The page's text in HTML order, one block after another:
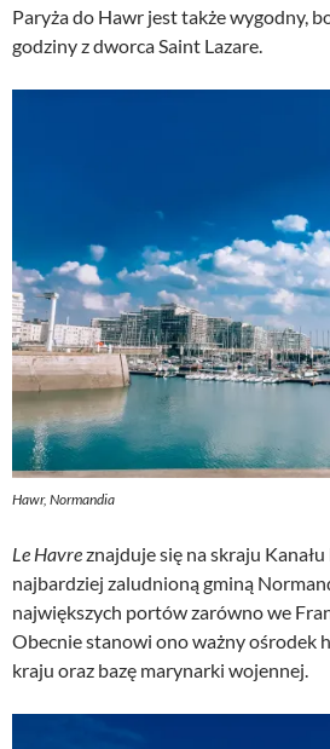
Paryża do Hawr jest także wygodny,
godziny z dworca Saint Lazare.
Hawr, Normandia
Le Havreznajduje się na skraju
najbardziej zaludnioną gminą
największych portów zarówno we
Obecnie stanowi ono ważny ośrodek
kraju oraz bazę marynarki wojennej.